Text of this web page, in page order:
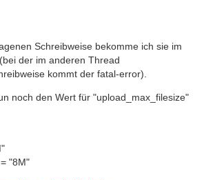
Schreibweise bekomme ich sie im
der im anderen Thread
kommt der fatal-error).
noch den Wert für "upload_max_filesize"
"8M"